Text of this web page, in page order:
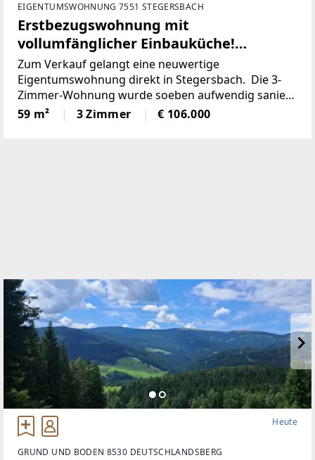
EIGENTUMSWOHNUNG 7551 STEGERSBACH
Erstbezugswohnung mit
vollumfänglicher Einbauküche!
(Provisionsfrei)
Zum Verkauf gelangt eine neuwertige
Eigentumswohnung direkt in Stegersbach. Die 3-
Zimmer-Wohnung wurde soeben aufwendig saniert.
So wurde unter anderem dieElektronik gänzlich
erneuert und für einen niedrigen
59 m² 3 Zimmer € 106.000
Heute
GRUND UND BODEN 8530 DEUTSCHLANDSBERG